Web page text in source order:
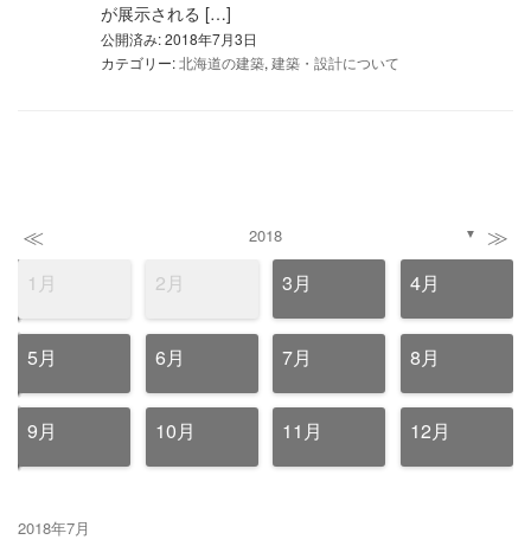
が展示される […]
公開済み: 2018年7月3日
カテゴリー:北海道の建築, 建築・設計について
≪ 2018 ▼ ≫
1月 2月 3月 4月
5月 6月 7月 8月
9月 10月 11月 12月
2018年7月